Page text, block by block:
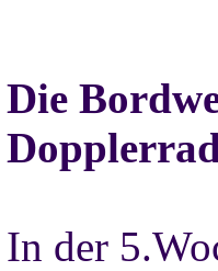
Die
In der